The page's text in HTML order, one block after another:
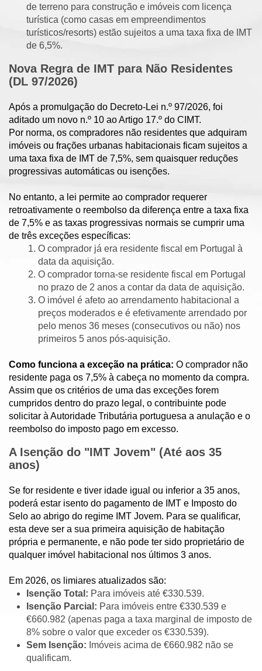
de terreno para construção e imóveis com licença
turística (como casas em empreendimentos
turísticos/resorts) estão sujeitos a uma taxa fixa de IMT
de 6,5%.
Nova Regra de IMT para Não Residentes
(DL 97/2026)
Após a promulgação do Decreto-Lei n.º 97/2026, foi
aditado um novo n.º 10 ao Artigo 17.º do CIMT.
Por norma, os compradores não residentes que adquiram
imóveis ou frações urbanas habitacionais ficam sujeitos a
uma taxa fixa de IMT de 7,5%, sem quaisquer reduções
progressivas automáticas ou isenções.
No entanto, a lei permite ao comprador requerer
retroativamente o reembolso da diferença entre a taxa fixa
de 7,5% e as taxas progressivas normais se cumprir uma
de três exceções específicas:
O comprador já era residente fiscal em Portugal à
data da aquisição.
O comprador torna-se residente fiscal em Portugal
no prazo de 2 anos a contar da data de aquisição.
O imóvel é afeto ao arrendamento habitacional a
preços moderados e é efetivamente arrendado por
pelo menos 36 meses (consecutivos ou não) nos
primeiros 5 anos pós-aquisição.
Como funciona a exceção na prática: O comprador não
residente paga os 7,5% à cabeça no momento da compra.
Assim que os critérios de uma das exceções forem
cumpridos dentro do prazo legal, o contribuinte pode
solicitar à Autoridade Tributária portuguesa a anulação e o
reembolso do imposto pago em excesso.
A Isenção do "IMT Jovem" (Até aos 35
anos)
Se for residente e tiver idade igual ou inferior a 35 anos,
poderá estar isento do pagamento de IMT e Imposto do
Selo ao abrigo do regime IMT Jovem. Para se qualificar,
esta deve ser a sua primeira aquisição de habitação
própria e permanente, e não pode ter sido proprietário de
qualquer imóvel habitacional nos últimos 3 anos.
Em 2026, os limiares atualizados são:
Isenção Total: Para imóveis até €330.539.
Isenção Parcial: Para imóveis entre €330.539 e
€660.982 (apenas paga a taxa marginal de imposto de
8% sobre o valor que exceder os €330.539).
Sem Isenção: Imóveis acima de €660.982 não se
qualificam.